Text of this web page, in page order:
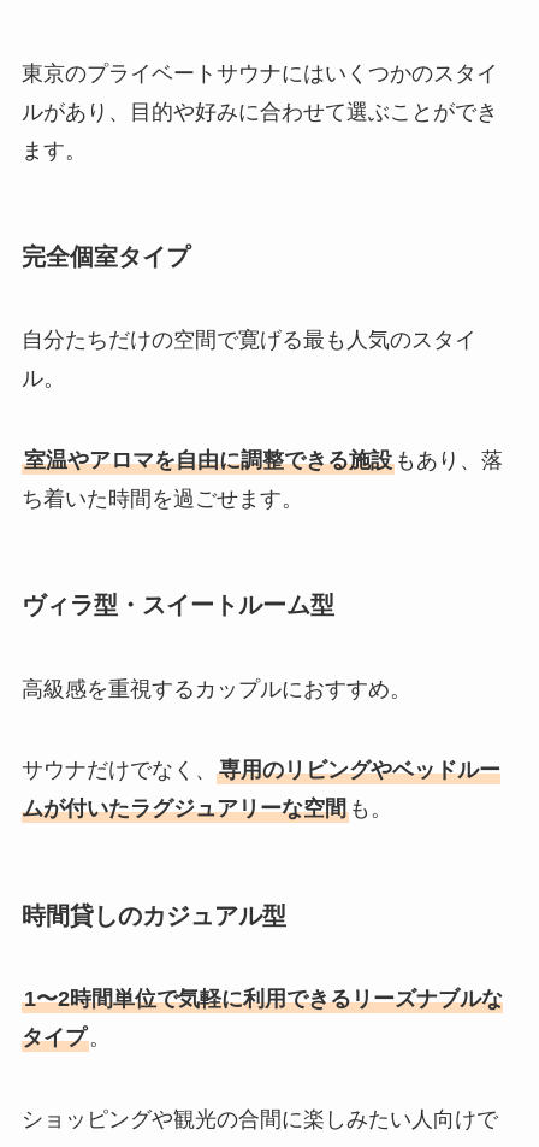
東京のプライベートサウナにはいくつかのスタイ
ルがあり、目的や好みに合わせて選ぶことができ
ます。
完全個室タイプ
自分たちだけの空間で寛げる最も人気のスタイ
ル。
室温やアロマを自由に調整できる施設もあり、落
ち着いた時間を過ごせます。
ヴィラ型・スイートルーム型
高級感を重視するカップルにおすすめ。
サウナだけでなく、 専用のリビングやベッドルー
ムが付いたラグジュアリーな空間も。
時間貸しのカジュアル型
1〜2時間単位で気軽に利用できるリーズナブルな
タイプ。
ショッピングや観光の合間に楽しみたい人向けで